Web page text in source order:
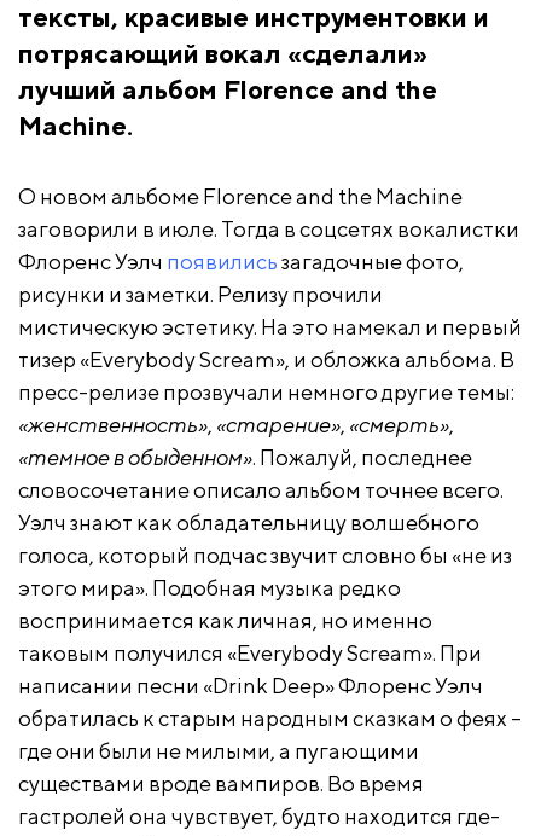
тексты, красивые инструментовки и
потрясающий вокал «сделали»
лучший альбом Florence and the
Machine.
О новом альбоме Florence and the Machine
заговорили в июле. Тогда в соцсетях вокалистки
Флоренс Уэлч появилисьзагадочные фото,
рисунки и заметки. Релизу прочили
мистическую эстетику. На это намекал и первый
тизер «Everybody Scream», и обложка альбома. В
пресс-релизе прозвучали немного другие темы:
«женственность», «старение», «смерть»,
«темное в обыденном». Пожалуй, последнее
словосочетание описало альбом точнее всего.
Уэлч знают как обладательницу волшебного
голоса, который подчас звучит словно бы «не из
этого мира». Подобная музыка редко
воспринимается как личная, но именно
таковым получился «Everybody Scream». При
написании песни «Drink Deep» Флоренс Уэлч
обратилась к старым народным сказкам о феях –
где они были не милыми, а пугающими
существами вроде вампиров. Во время
гастролей она чувствует, будто находится где-